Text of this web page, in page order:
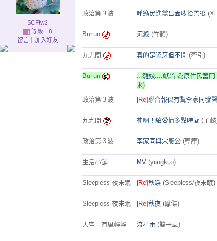
SCFtw2
等級：8
留言｜ 加入好友
政治第３波
呼籲民進黨出面收拾善後
Bunun 沉澱 (竹韻)
九九間 真的是嗑牙但不閒 (牽引)
Bunun
...雛妓....獻給 為原住民奮鬥
水)
政治第３波
[Re]聯合報似有幫李家同發
九九間 神啊！給愛情多點時間 (子懿
政治第３波 李家同與宋襄公 (輕塵)
生活小舖 MV (yungkuo)
Sleepless 夜未眠 [Re]秋淚 (Sleepless/夜未眠)
Sleepless 夜未眠 [Re]秋夜 (摩傑)
天空 有風輕輕 流星雨 (雙子風)